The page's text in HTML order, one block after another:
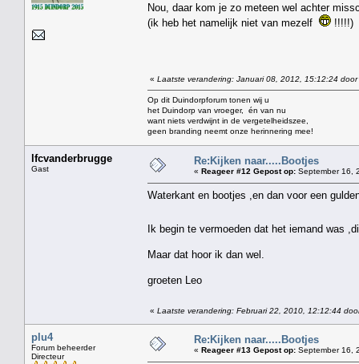
Nou, daar kom je zo meteen wel achter
(ik heb het namelijk niet van mezelf
!!!!!)
« Laatste verandering: Januari 08, 2012, 15:12:24 door
Op dit Duindorpforum tonen wij u
het Duindorp van vroeger, én van nu
want niets verdwijnt in de vergetelheidszee,
geen branding neemt onze herinnering mee!
lfcvanderbrugge
Gast
Re:Kijken naar.....Bootjes
« Reageer #12 Gepost op: September 16,
Waterkant en bootjes ,en dan voor een
Ik begin te vermoeden dat het iemand was
Maar dat hoor ik dan wel.
groeten Leo
« Laatste verandering: Februari 22, 2010, 12:12:44
plu4
Forum beheerder
Directeur
Re:Kijken naar.....Bootjes
« Reageer #13 Gepost op: September 16,